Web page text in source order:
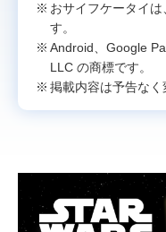
おサイフケータイ
す。
Android、Google
LLC の商標です。
掲載内容は予告なく